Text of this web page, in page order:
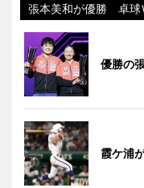
張本美和が優勝 卓球
優勝の
霞ケ浦